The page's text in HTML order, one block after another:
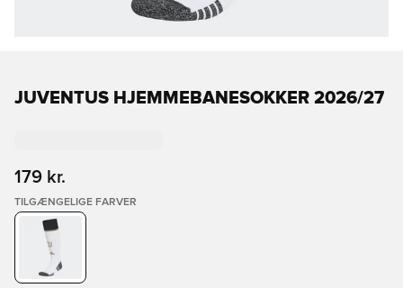
JUVENTUS HJEMMEBANESOKKER 2026/27
179 kr.
TILGÆNGELIGE FARVER